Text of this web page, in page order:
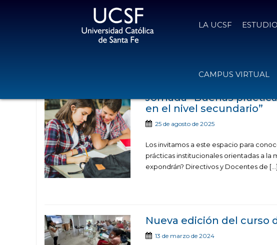
LA UCSF
CAMPUS VIRTUAL
Jornada “Buenas
en el nivel secundario”
25 de agosto de 2025
Los invitamos a este espacio para
prácticas institucionales orientadas a la
expondrán? Directivos y Docentes de […]
Nueva edición del curso
13 de marzo de 2024